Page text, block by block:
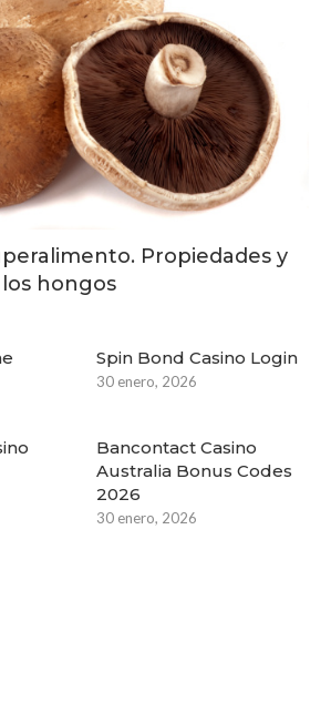
Propiedades y
hongos
Spin Bond Casino Login
30 enero, 2026
Bancontact Casino
Australia Bonus Codes
2026
30 enero, 2026